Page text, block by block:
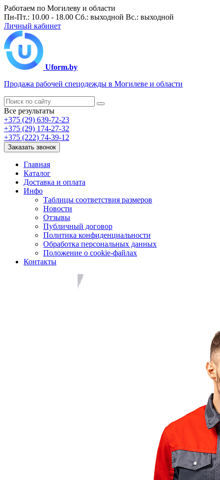
Работаем по Могилеву и области
Пн-Пт.: 10.00 - 18.00 Сб.: выходной Вс.: выходной
Личный кабинет
Uform.by
Продажа рабочей спецодежды в Могилеве и области
Все результаты
+375 (29) 639-72-23
+375 (29) 174-27-32
+375 (222) 74-39-12
Заказать звонок
Главная
Каталог
Доставка и оплата
Инфо
Таблицы соответствия размеров
Новости
Отзывы
Публичный договор
Политика конфиденциальности
Обработка персональных данных
Положение о cookie-файлах
Контакты